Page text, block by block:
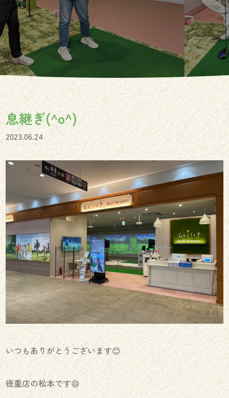
息継ぎ(^o^)
2023.06.24
いつもありがとうございます😊
徳重店の松本です😄